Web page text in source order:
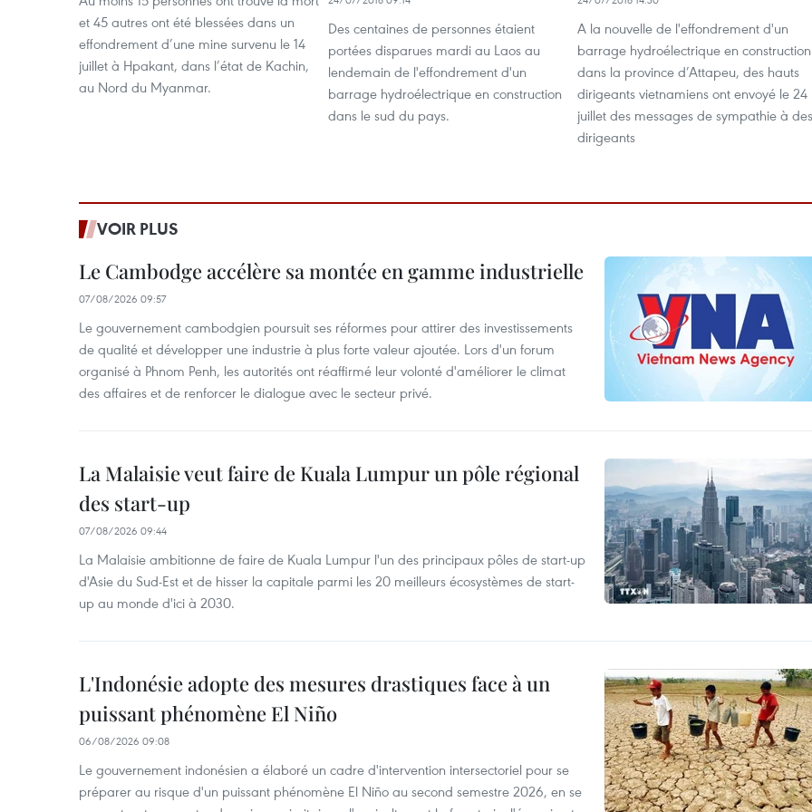
et 45 autres ont été blessées dans un
effondrement d’une mine survenu le 14
juillet à Hpakant, dans l’état de Kachin,
au Nord du Myanmar.
Des centaines de personnes étaient
portées disparues mardi au Laos au
lendemain de l'effondrement d'un
barrage hydroélectrique en construction
dans le sud du pays.
A la nouvelle de l'effondrement d'un
barrage hydroélectrique en construction
dans la province d’Attapeu, des hauts
dirigeants vietnamiens ont envoyé le 24
juillet des messages de sympathie à des
dirigeants
VOIR PLUS
Le Cambodge accélère sa montée en gamme industrielle
07/08/2026 09:57
Le gouvernement cambodgien poursuit ses réformes pour attirer des investissements
de qualité et développer une industrie à plus forte valeur ajoutée. Lors d'un forum
organisé à Phnom Penh, les autorités ont réaffirmé leur volonté d'améliorer le climat
des affaires et de renforcer le dialogue avec le secteur privé.
La Malaisie veut faire de Kuala Lumpur un pôle régional
des start-up
07/08/2026 09:44
La Malaisie ambitionne de faire de Kuala Lumpur l'un des principaux pôles de start-up
d'Asie du Sud-Est et de hisser la capitale parmi les 20 meilleurs écosystèmes de start-
up au monde d'ici à 2030.
L'Indonésie adopte des mesures drastiques face à un
puissant phénomène El Niño
06/08/2026 09:08
Le gouvernement indonésien a élaboré un cadre d'intervention intersectoriel pour se
préparer au risque d'un puissant phénomène El Niño au second semestre 2026, en se